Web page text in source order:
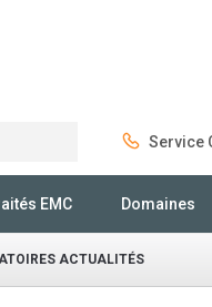
Service
EMC Domaines
ACTUALITÉS